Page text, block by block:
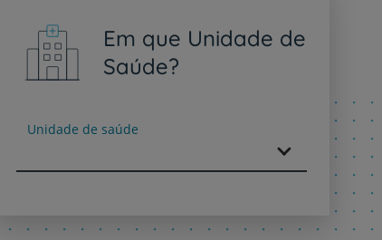
Em que Unidade de
Saúde?
Unidade de saúde